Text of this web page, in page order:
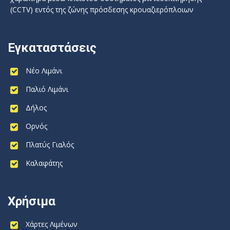
(CCTV) εντός της ζώνης πρόσδεσης κρουαζιερόπλοιων
Εγκαταστάσεις
Νέο Λιμάνι
Παλιό Λιμάνι
Δήλος
Ορνός
Πλατύς Γιαλός
Καλαφάτης
Χρήσιμα
Χάρτες Λιμένων